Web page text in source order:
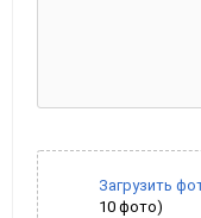
Загрузить
10 фото)